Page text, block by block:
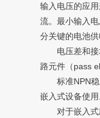
输入电压的应
流。最小输入
分关键的电池
电压差和接地
路元件（pass
标准NPN稳压
嵌入式设备使用
对于嵌入式应